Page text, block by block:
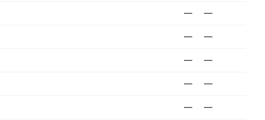
— —
— —
— —
— —
— —